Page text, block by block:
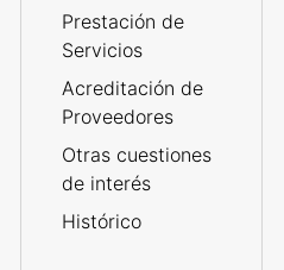
Prestación de
Servicios
Acreditación de
Proveedores
Otras cuestiones
de interés
Histórico